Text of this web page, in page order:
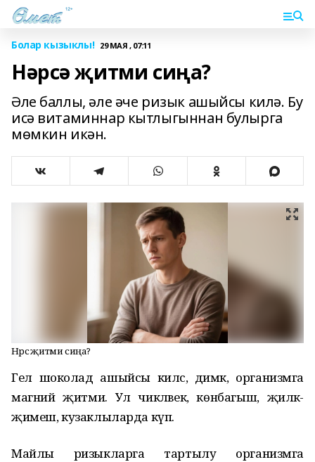
Болар кызыклы! 29 МАЯ , 07:11
Нәрсә җитми сиңа?
Әле баллы, әле әче ризык ашыйсы килә. Бу
исә витаминнар кытлыгыннан булырга
мөмкин икән.
Нәрсә җитми сиңа?
Гел шоколад ашыйсы килсә, димәк, организмга
магний җитми. Ул чикләвек, көнбагыш, җиләк-
җимеш, кузаклыларда күп.
Майлы ризыкларга тартылу организмга